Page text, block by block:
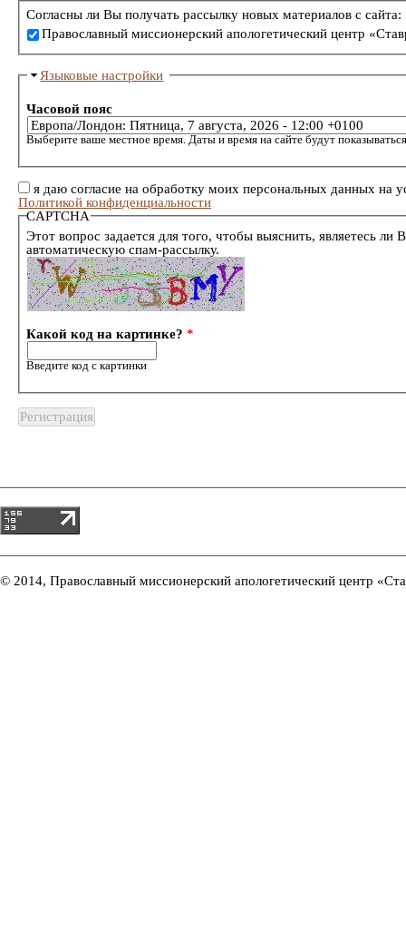
Согласны ли Вы получать рассылку новых материалов с сайта:
Православный миссионерский апологетический центр
Языковые настройки
Часовой пояс
Выберите ваше местное время. Даты и время на сайте будут
я даю согласие на обработку моих персональных данных на
Политикой конфиденциальности
CAPTCHA
Этот вопрос задается для того, чтобы выяснить, являетесь ли
автоматическую спам-рассылку.
Какой код на картинке?*
Введите код с картинки
© 2014, Православный миссионерский апологетический центр